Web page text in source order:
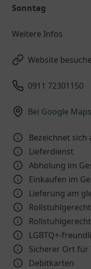
Sonntag
Weitere Infos
Website
0911 72301150
Bei Google
Bezeichnet sich
Lieferdienst
Abholung im
Einkaufen im
Lieferung am
LGBTQ+-
Sicherer Ort für
Debitkarten